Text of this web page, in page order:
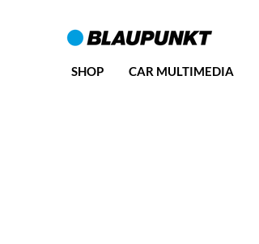
SHOP CAR MULTIMEDIA